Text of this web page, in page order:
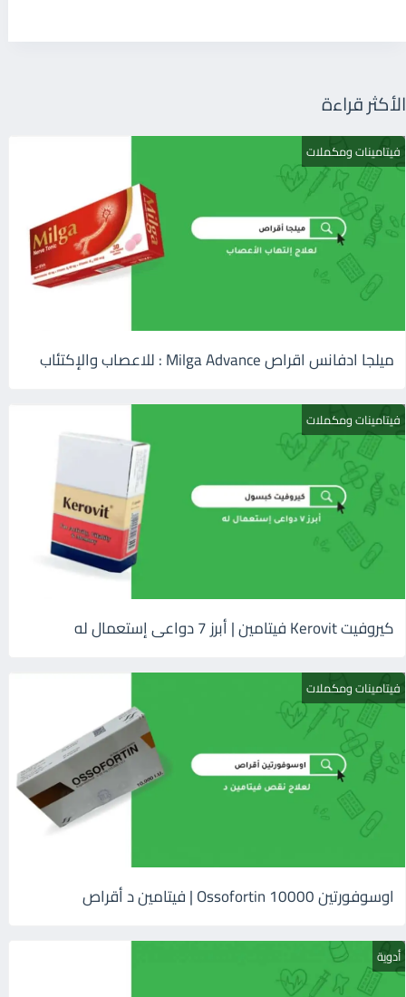
الأكثر قراءة
فيتامينات ومكملات
ميلجا ادفانس اقراص Milga Advance : للاعصاب والإكتئاب
فيتامينات ومكملات
كيروفيت Kerovit فيتامين | أبرز 7 دواعى إستعمال له
فيتامينات ومكملات
اوسوفورتين 10000 Ossofortin | فيتامين د أقراص
أدوية